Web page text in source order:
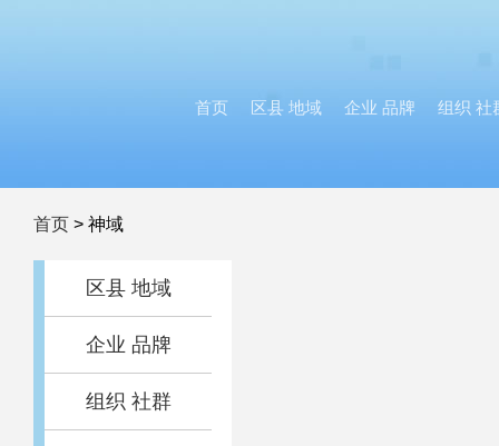
首页 区县 地域 企业 品牌 组织 社
首页 > 神域
区县 地域
企业 品牌
组织 社群